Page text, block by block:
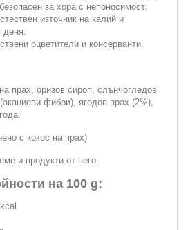
за хора с непоносимост.
източник на калий и
оцветители и консерванти.
прах, оризов сироп, слънчогледов
фибри), ягодов прах (2%),
с кокос на прах)
и продукти от него.
на 100 g: